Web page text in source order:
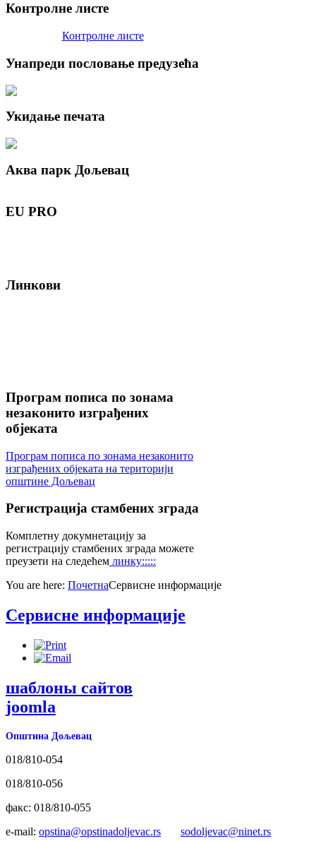
Контролне листе
Контролне листе
Унапреди пословање предузећа
Укидање печата
Аква парк Дољевац
EU PRO
Линкови
Програм пописа по зонама
незаконито изграђених
објеката
Програм пописа по зонама незаконито
изграђених објеката на територији
општине Дољевац
Регистрација стамбених зграда
Комплетну докумнетацију за
регистрацију стамбених зграда можете
преузети на следећем линку:::::
You are here: ПочетнаСервисне информације
Сервисне информације
шаблоны сайтов
joomla
Општина Дољевац
018/810-054
018/810-056
факс: 018/810-055
e-mail: opstina@opstinadoljevac.rs sodoljevac@ninet.rs